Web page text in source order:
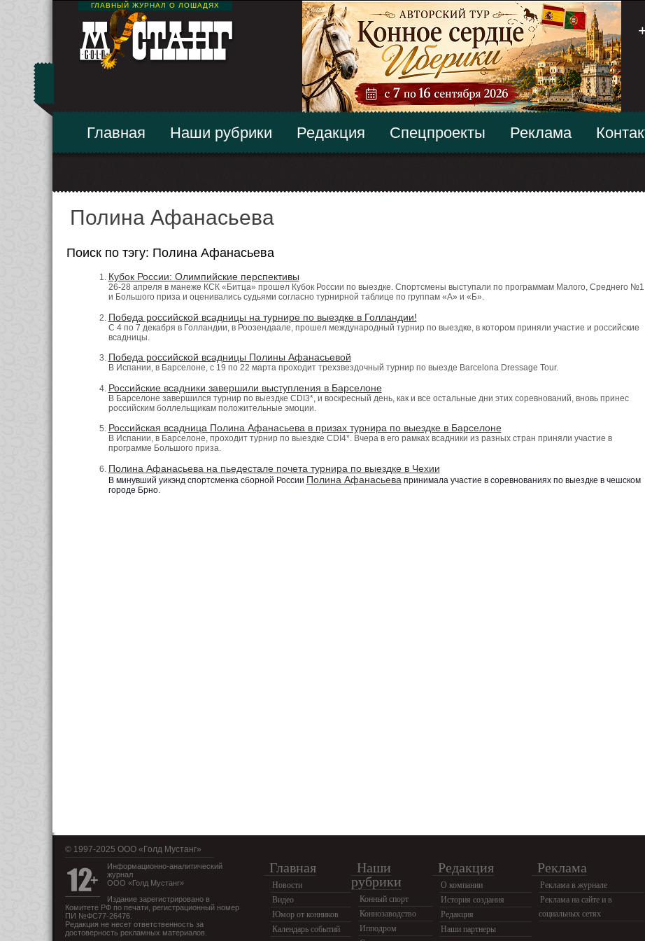
ГЛАВНЫЙ ЖУРНАЛ О ЛОШАДЯХ
Главная Наши рубрики Редакция Спецпроекты Реклама
Полина Афанасьева
Поиск по тэгу: Полина Афанасьева
Кубок России: Олимпийские перспективы
26-28 апреля в манеже КСК «Битца» прошел Кубок России по выездке. Спортсмены выступали по программам Малого, Среднего №1
и Большого приза и оценивались судьями согласно турнирной таблице по группам «А» и «Б».
Победа российской всадницы на турнире по выездке в Голландии!
С 4 по 7 декабря в Голландии, в Роозендаале, прошел международный турнир по выездке, в котором приняли участие и российские
всадницы.
Победа российской всадницы Полины Афанасьевой
В Испании, в Барселоне, с 19 по 22 марта проходит трехзвездочный турнир по выезде Barcelona Dressage Tour.
Российские всадники завершили выступления в Барселоне
В Барселоне завершился турнир по выездке CDI3*, и воскресный день, как и все остальные дни этих соревнований, вновь принес
российским боллельщикам положительные эмоции.
Российская всадница Полина Афанасьева в призах турнира по выездке в Барселоне
В Испании, в Барселоне, проходит турнир по выездке CDI4*. Вчера в его рамках всадники из разных стран приняли участие в
программе Большого приза.
Полина Афанасьева на пьедестале почета турнира по выездке в Чехии
В минувший уикэнд спортсменка сборной России Полина Афанасьевапринимала участие в соревнованиях по выездке в чешском
городе Брно.
© 1997-2025 OOO «Голд Мустанг»
Информационно-аналитический
журнал
ООО «Голд Мустанг»
Издание зарегистрировано в
Комитете РФ по печати, регистрационный номер
ПИ №ФС77-26476.
Редакция не несет ответственность за
достоверность рекламных материалов.
Главная
Новости
Видео
Юмор от конников
Календарь событий
Наши
рубрики
Конный спорт
Коннозаводство
Ипподром
Редакция
О компании
История создания
Редакция
Наши партнеры
Реклама
Реклама в журнале
Реклама на сайте и в
социальных сетях